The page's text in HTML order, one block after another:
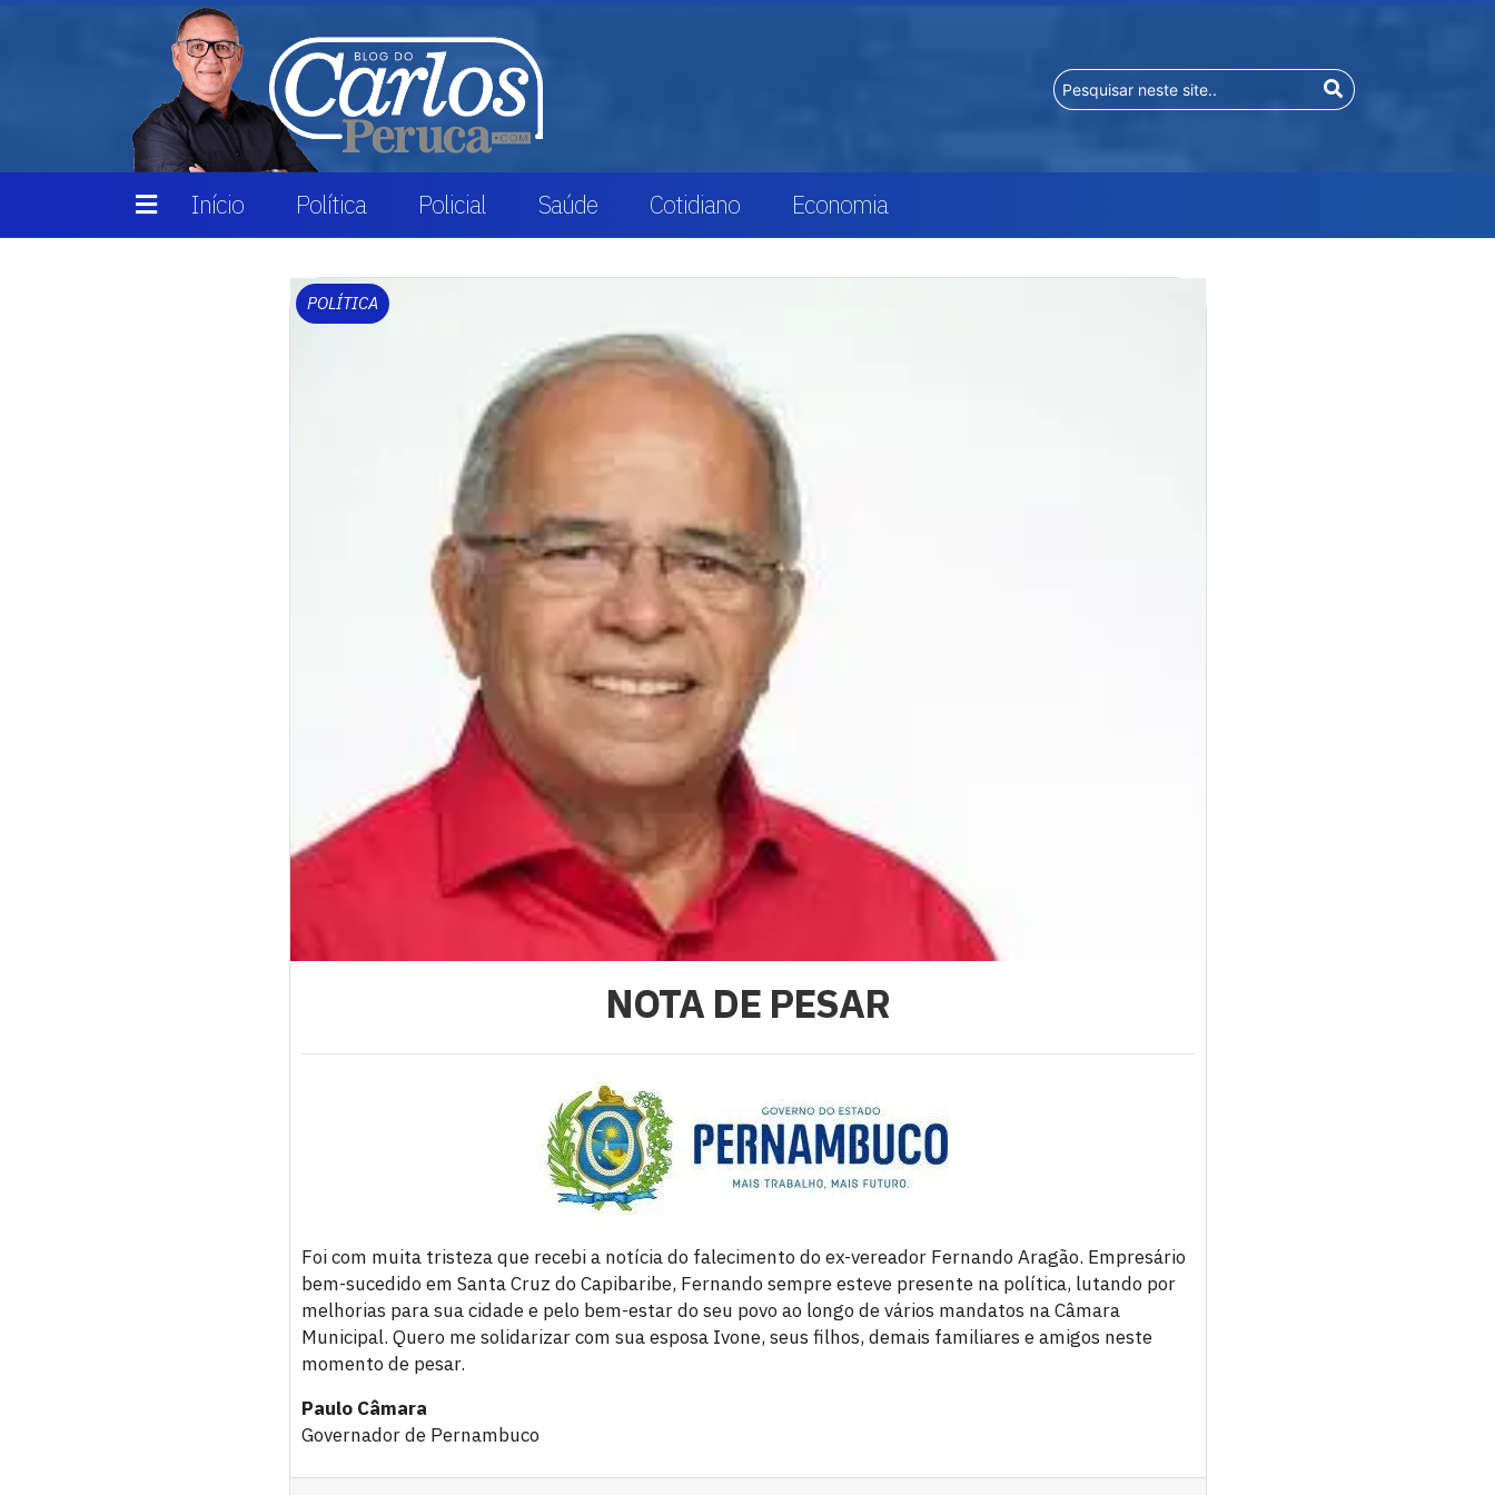
Início Política Policial Saúde Cotidiano Economia
POLÍTICA
NOTA DE PESAR
Foi com muita tristeza que recebi a notícia do falecimento do ex-vereador Fernando Aragão. Empresário
bem-sucedido em Santa Cruz do Capibaribe, Fernando sempre esteve presente na política, lutando por
melhorias para sua cidade e pelo bem-estar do seu povo ao longo de vários mandatos na Câmara
Municipal. Quero me solidarizar com sua esposa Ivone, seus filhos, demais familiares e amigos neste
momento de pesar.
Paulo Câmara
Governador de Pernambuco